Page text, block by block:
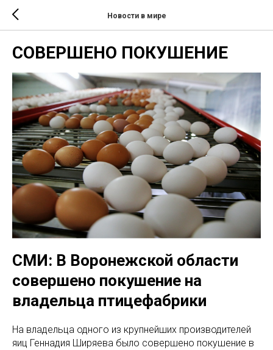
Новости в мире
СОВЕРШЕНО ПОКУШЕНИЕ
СМИ: В Воронежской области
совершено покушение на
владельца птицефабрики
На владельца одного из крупнейших производителей
яиц Геннадия Ширяева было совершено покушение в